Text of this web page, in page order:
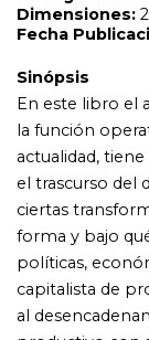
productivo con sus
correlativos de un
acumulación de
trabajo reivindica la
con otras
sus reflexiones
una clínica social
estos problemas,
manera específica:
como gestión
sobre el cuerpo,
junto a la